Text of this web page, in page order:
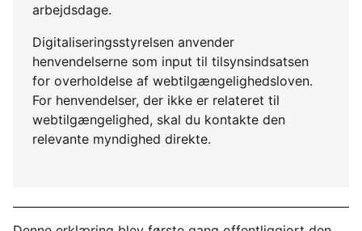
arbejdsdage.
Digitaliseringsstyrelsen anvender
henvendelserne som input til tilsynsindsatsen
for overholdelse af webtilgængelighedsloven.
For henvendelser, der ikke er relateret til
webtilgængelighed, skal du kontakte den
relevante myndighed direkte.